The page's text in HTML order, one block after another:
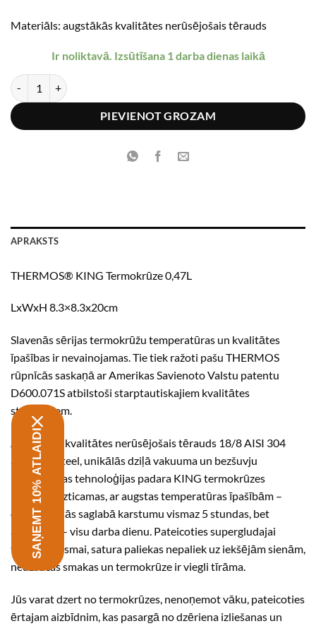
Materiāls: augstākās kvalitātes nerūsējošais tērauds
Ir noliktavā. Izsūtīšana 1 darba dienas laikā
THERMOS® KING Termokrūze 470 ml daudzums
PIEVIENOT GROZAM
APRAKSTS
THERMOS® KING Termokrūze 0,47L
LxWxH 8.3×8.3x20cm
Slavenās sērijas termokrūžu temperatūras un kvalitātes
īpašības ir nevainojamas. Tie tiek ražoti pašu THERMOS
rūpnīcās saskaņā ar Amerikas Savienoto Valstu patentu
D600.071S atbilstoši starptautiskajiem kvalitātes
standartiem.
Augstākās kvalitātes nerūsējošais tērauds 18/8 AISI 304
Stainless Steel, unikālās dziļā vakuuma un bezšuvju
metināšanas tehnoloģijas padara KING termokrūzes
izturīgas, uzticamas, ar augstas temperatūras īpašībām –
dzērieni tajās saglabā karstumu vismaz 5 stundas, bet
aukstumu – visu darba dienu. Pateicoties supergludajai
tērauda virsmai, satura paliekas nepaliek uz iekšējām sienām,
neuzsūcas smakas un termokrūze ir viegli tīrāma.
Jūs varat dzert no termokrūzes, nenoņemot vāku, pateicoties
ērtajam aizbīdnim, kas pasargā no dzēriena izliešanas un
SAŅEMT 10% ATLAIDI